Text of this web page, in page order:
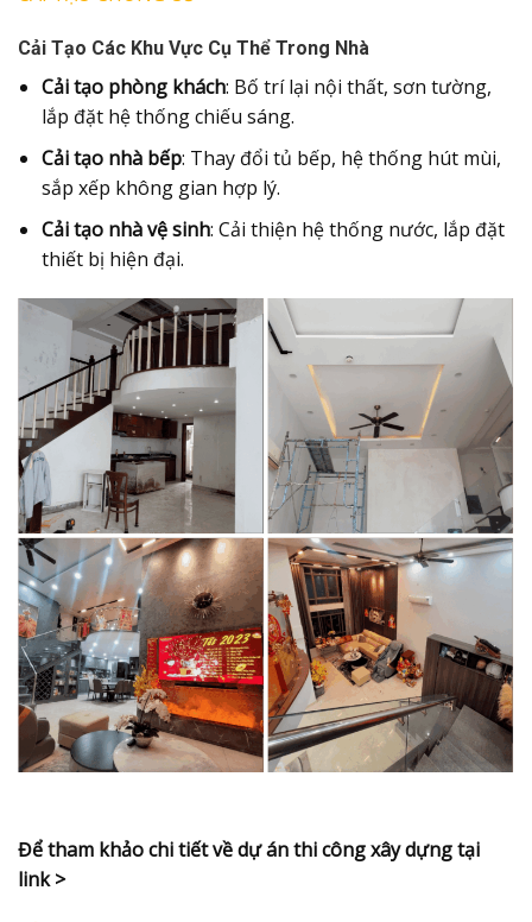
Cải Tạo Các Khu Vực Cụ Thể Trong Nhà
Cải tạo phòng khách: Bố trí lại nội thất, sơn tường,
lắp đặt hệ thống chiếu sáng.
Cải tạo nhà bếp: Thay đổi tủ bếp, hệ thống hút mùi,
sắp xếp không gian hợp lý.
Cải tạo nhà vệ sinh: Cải thiện hệ thống nước, lắp đặt
thiết bị hiện đại.
Để tham khảo chi tiết về dự án thi công xây dựng tại
link >